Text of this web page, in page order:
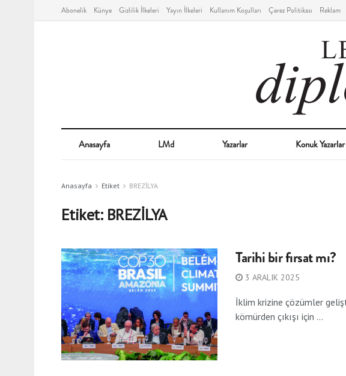
Abonelik Künye Gizlilik İlkeleri Yayın İlkeleri Kullanım Koşulları Çerez Politikası Reklam
Anasayfa LMd Yazarlar Konuk Yazarlar
Anasayfa Etiket BREZİLYA
Etiket: BREZİLYA
Tarihi bir fırsat mı?
3 ARALIK 2025
İklim krizine çözümler
kömürden çıkışı için ...